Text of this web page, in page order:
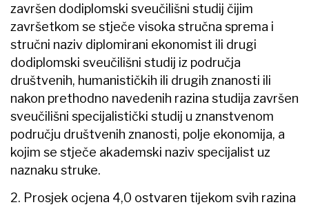
završen dodiplomski sveučilišni studij čijim
završetkom se stječe visoka stručna sprema i
stručni naziv diplomirani ekonomist ili drugi
dodiplomski sveučilišni studij iz područja
društvenih, humanističkih ili drugih znanosti ili
nakon prethodno navedenih razina studija završen
sveučilišni specijalistički studij u znanstvenom
području društvenih znanosti, polje ekonomija, a
kojim se stječe akademski naziv specijalist uz
naznaku struke.
2. Prosjek ocjena 4,0 ostvaren tijekom svih razina